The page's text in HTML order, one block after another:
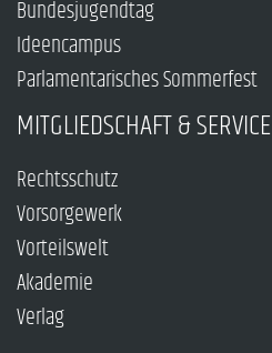
Bundesjugendtag
Ideencampus
Parlamentarisches Sommerfest
MITGLIEDSCHAFT & SERVICE
Rechtsschutz
Vorsorgewerk
Vorteilswelt
Akademie
Verlag